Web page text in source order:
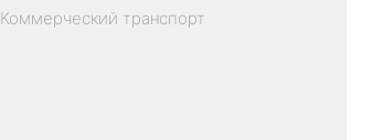
Коммерческий транспорт